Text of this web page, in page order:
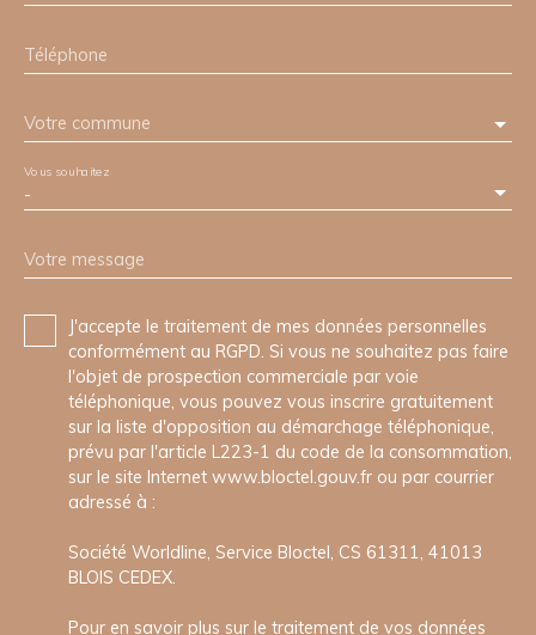
Téléphone
Votre commune
-
Vous souhaitez
Votre message
J'accepte le traitement de mes données personnelles
conformément au RGPD. Si vous ne souhaitez pas faire
l'objet de prospection commerciale par voie
téléphonique, vous pouvez vous inscrire gratuitement
sur la liste d'opposition au démarchage téléphonique,
prévu par l'article L223-1 du code de la consommation,
sur le site Internet www.bloctel.gouv.fr ou par courrier
adressé à :
Société Worldline, Service Bloctel, CS 61311, 41013
BLOIS CEDEX.
Pour en savoir plus sur le traitement de vos données